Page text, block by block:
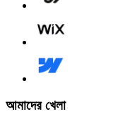
আমাদের খেলা